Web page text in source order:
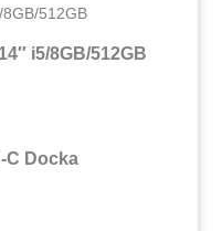
i5/8GB/512GB
C Docka